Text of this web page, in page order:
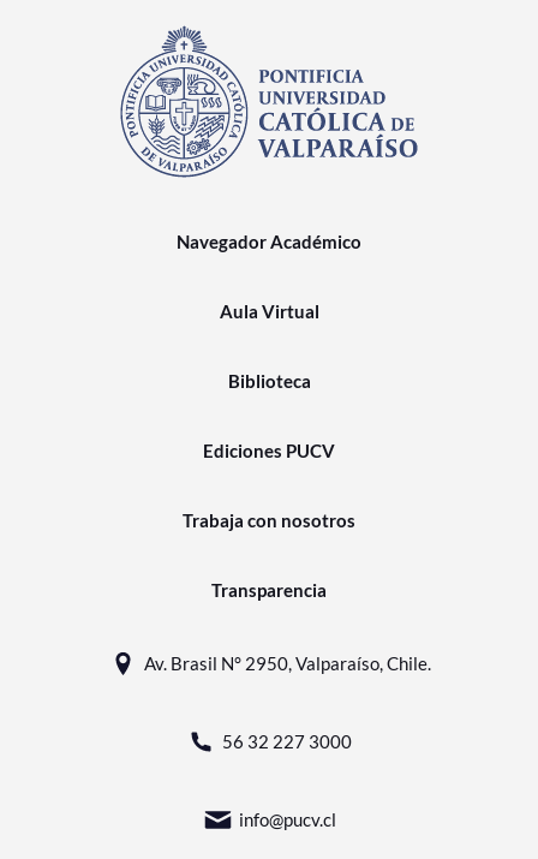
Navegador Académico
Aula Virtual
Biblioteca
Ediciones PUCV
Trabaja con nosotros
Transparencia
Av. Brasil N° 2950, Valparaíso, Chile.
56 32 227 3000
info@pucv.cl